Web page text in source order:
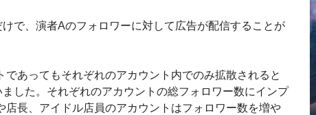
で、演者Aのフォロワーに対して広告が配信することが
あってもそれぞれのアカウント内でのみ拡散されると
した。それぞれのアカウントの総フォロワー数にインプ
店長、アイドル店員のアカウントはフォロワー数を増や